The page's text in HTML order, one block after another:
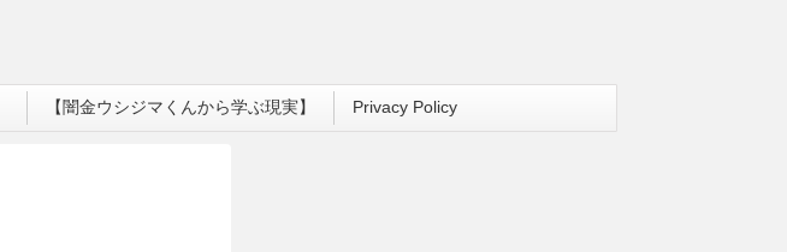
【闇金ウシジマくんから学ぶ現実】 Privacy Policy